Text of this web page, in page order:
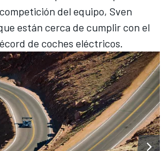
del equipo, Sven
están cerca de cumplir con el
de coches eléctricos.